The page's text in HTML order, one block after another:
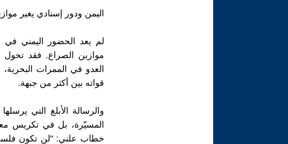
اليمن ودور إسنادي يغير
لم يعد الحضور اليمني في
موازين الصراع. فقد
العدو في الممرات
قواته بين أكثر من جبهة.
والرسالة الأبلغ التي
المسيّرة، بل في تكريس
خطاب علني: "لن تكون